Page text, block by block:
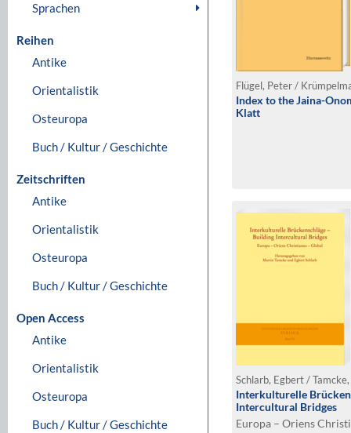
Sprachen
Reihen
Antike
Orientalistik
Osteuropa
Buch / Kultur / Geschichte
Zeitschriften
Antike
Orientalistik
Osteuropa
Buch / Kultur / Geschichte
Open Access
Antike
Orientalistik
Osteuropa
Buch / Kultur / Geschichte
Flügel, Peter /
Index to the Jaina-
Klatt
Schlarb, Egbert /
Interkulturelle
Intercultural Bridges
Europa – Oriens